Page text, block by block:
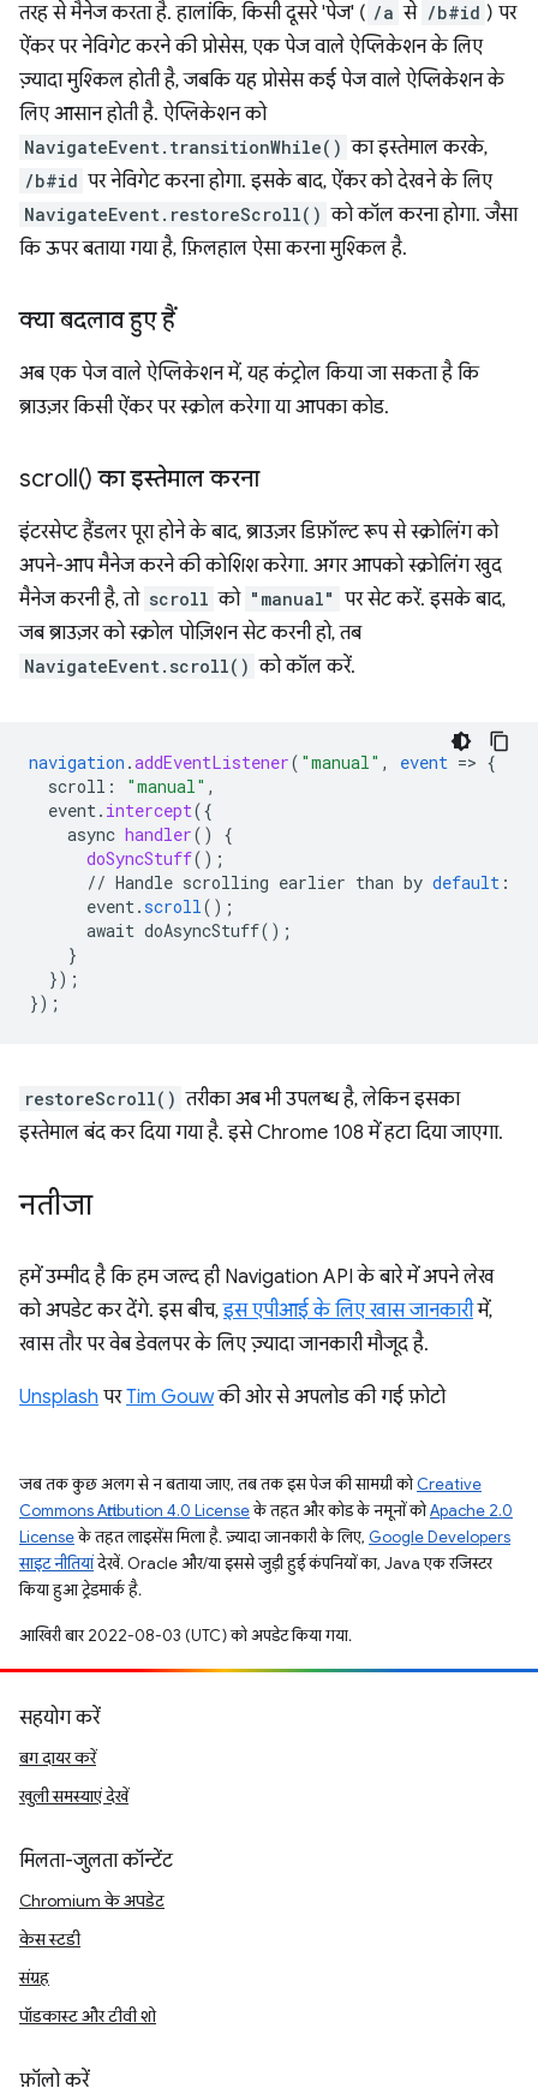
तरह से मैनेज करता है. हालांकि, किसी दूसरे 'पेज' ( /a से /b#id ) पर
ऐंकर पर नेविगेट करने की प्रोसेस, एक पेज वाले ऐप्लिकेशन के लिए
ज़्यादा मुश्किल होती है, जबकि यह प्रोसेस कई पेज वाले ऐप्लिकेशन के
लिए आसान होती है. ऐप्लिकेशन को
NavigateEvent.transitionWhile() का इस्तेमाल करके,
/b#id पर नेविगेट करना होगा. इसके बाद, ऐंकर को देखने के लिए
NavigateEvent.restoreScroll() को कॉल करना होगा. जैसा
कि ऊपर बताया गया है, फ़िलहाल ऐसा करना मुश्किल है.
क्या बदलाव हुए हैं
अब एक पेज वाले ऐप्लिकेशन में, यह कंट्रोल किया जा सकता है कि
ब्राउज़र किसी ऐंकर पर स्क्रोल करेगा या आपका कोड.
scroll() का इस्तेमाल करना
इंटरसेप्ट हैंडलर पूरा होने के बाद, ब्राउज़र डिफ़ॉल्ट रूप से स्क्रोलिंग को
अपने-आप मैनेज करने की कोशिश करेगा. अगर आपको स्क्रोलिंग खुद
मैनेज करनी है, तो scroll को "manual" पर सेट करें. इसके बाद,
जब ब्राउज़र को स्क्रोल पोज़िशन सेट करनी हो, तब
NavigateEvent.scroll() को कॉल करें.
navigation .addEventListener( "manual" , event => {
scroll : "manual" ,
event. intercept({
async handler()
{
doSyncStuff() ;
// Handle scrolling earlier than by default :
event.scroll( );
await doAsyncStuff() ;
}
});
});
restoreScroll() तरीका अब भी उपलब्ध है, लेकिन इसका
इस्तेमाल बंद कर दिया गया है. इसे Chrome 108 में हटा दिया जाएगा.
नतीजा
हमें उम्मीद है कि हम जल्द ही Navigation API के बारे में अपने लेख
को अपडेट कर देंगे. इस बीच,इस एपीआई के लिए खास जानकारीमें,
खास तौर पर वेब डेवलपर के लिए ज़्यादा जानकारी मौजूद है.
Unsplash परTim Gouwकी ओर से अपलोड की गई फ़ोटो
जब तक कुछ अलग से न बताया जाए, तब तक इस पेज की सामग्री कोCreative
Commons Attribution 4.0 Licenseके तहत और कोड के नमूनों कोApache 2.0
Licenseके तहत लाइसेंस मिला है. ज़्यादा जानकारी के लिए, Google Developers
साइट नीतियांदेखें. Oracle और/या इससे जुड़ी हुई कंपनियों का, Java एक रजिस्टर
किया हुआ ट्रेडमार्क है.
आखिरी बार 2022-08-03 (UTC) को अपडेट किया गया.
सहयोग करें
बग दायर करें
खुली समस्याएं देखें
मिलता-जुलता कॉन्टेंट
Chromium के अपडेट
केस स्टडी
संग्रह
पॉडकास्ट और टीवी शो
फ़ॉलो करें